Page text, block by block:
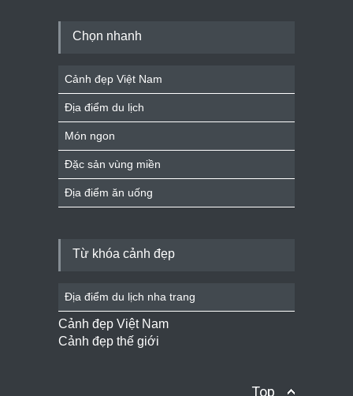
Chọn nhanh
Cảnh đẹp Việt Nam
Địa điểm du lịch
Món ngon
Đặc sản vùng miền
Địa điểm ăn uống
Từ khóa cảnh đẹp
Địa điểm du lịch nha trang
Cảnh đẹp Việt Nam
Cảnh đẹp thế giới
Top